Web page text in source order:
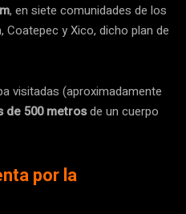
, en siete comunidades de los
Coatepec y Xico, dicho plan de
visitadas (aproximadamente
de 500 metrosde un cuerpo
por la